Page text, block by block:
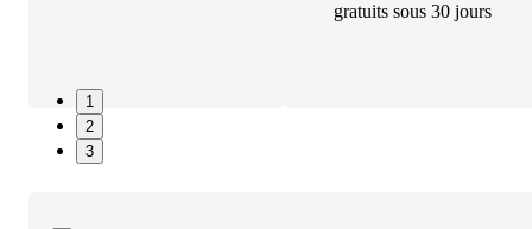
gratuits sous 30 jours
1
2
3